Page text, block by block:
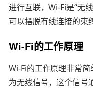
进行互联，Wi-Fi是“无
可以摆脱有线连接的束
Wi-Fi的工作原理
Wi-Fi的工作原理非常
为无线信号，这个信号